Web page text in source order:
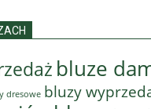
bluze
dresowe bluzy